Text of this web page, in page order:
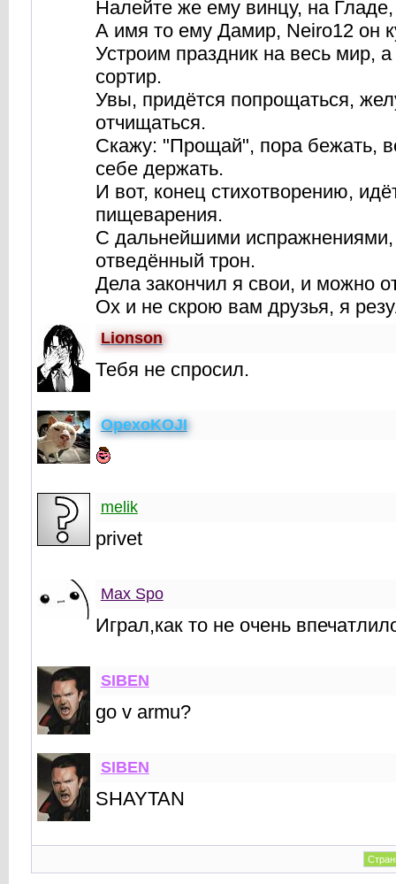
Налейте же ему винцу, на
А имя то ему Дамир, Neiro12 он
Устроим праздник на весь мир,
сортир.
Увы, придётся попрощаться,
отчищаться.
Скажу: "Прощай", пора бежать,
себе держать.
И вот, конец стихотворению,
пищеварения.
С дальнейшими испражнениями,
отведённый трон.
Дела закончил я свои, и можно
Ох и не скрою вам друзья, я
Lionson
Тебя не спросил.
OpexoKOJI
melik
privet
Max Spo
Играл,как то не очень
SIBEN
go v armu?
SIBEN
SHAYTAN